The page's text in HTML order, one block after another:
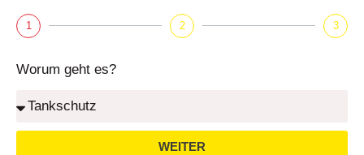
1 2 3
Worum geht es?
WEITER